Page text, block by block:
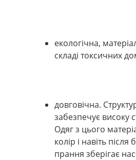
екологічна,
складі токсичних
довговічна.
забезпечує високу
Одяг з цього
колір і навіть
прання зберігає